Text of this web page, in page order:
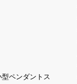
ペンダントス